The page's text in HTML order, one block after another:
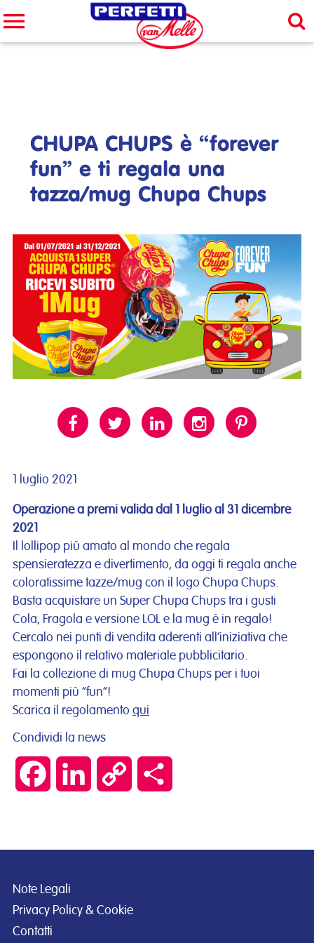
Cerca nel sito
CHUPA CHUPS è “forever
fun” e ti regala una
tazza/mug Chupa Chups
1 luglio 2021
Operazione a premi valida dal 1 luglio al 31 dicembre
2021
Il lollipop più amato al mondo che regala
spensieratezza e divertimento, da oggi ti regala anche
coloratissime tazze/mug con il logo Chupa Chups.
Basta acquistare un Super Chupa Chups tra i gusti
Cola, Fragola e versione LOL e la mug è in regalo!
Cercalo nei punti di vendita aderenti all’iniziativa che
espongono il relativo materiale pubblicitario.
Fai la collezione di mug Chupa Chups per i tuoi
momenti più “fun”!
Scarica il regolamento qui
Condividi la news
Facebook LinkedIn Copy
Note Legali
Privacy Policy & Cookie
Contatti